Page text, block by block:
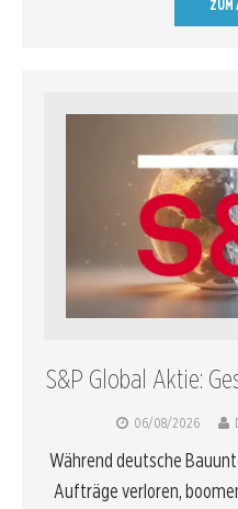
ZUM
S&P Global Aktie:
06/08/2026
Während deutsche
Aufträge verloren,